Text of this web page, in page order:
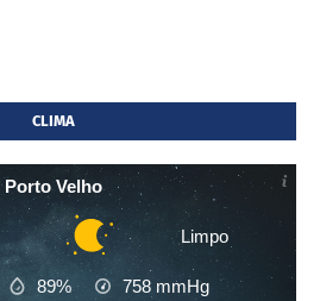
CLIMA
Porto Velho
Limpo
89% 758 mmHg